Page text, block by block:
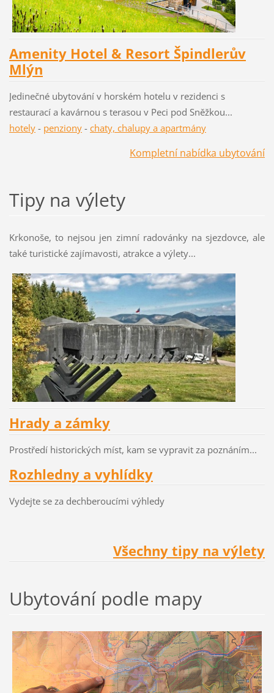
Amenity Hotel & Resort Špindlerův
Mlýn
Jedinečné ubytování v horském hotelu v rezidenci s
restaurací a kavárnou s terasou v Peci pod Sněžkou...
hotely- penziony- chaty, chalupy a apartmány
Kompletnínabídka ubytování
Tipy na výlety
Krkonoše, to nejsou jen zimní radovánky na sjezdovce, ale
také turistické zajímavosti, atrakce a výlety...
Hrady a zámky
Prostředí historických míst, kam se vypravit za poznáním...
Rozhledny a vyhlídky
Vydejte se za dechberoucími výhledy
Všechny tipy navýlety
Ubytování podle mapy